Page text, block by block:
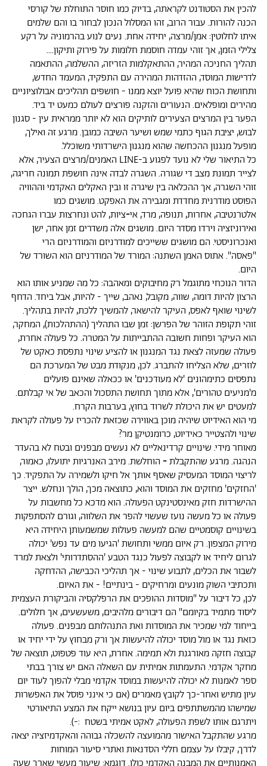
להכין את הסטודנט לקראתה, בדיוק כמו חוסר התוחלת של קורסי
הכנה להורות. עבור הרוב, זהו המסלול הנכון לבחור בו והם שלמים
איתו לחלוטין: אמן/מרצה, יחידה אחת. נעים לנוע בהרמוניה על רקע
צלילי הזמן, אך זוהי עמדה חוסמת חלומות על פירוק ותיקון....
תהליך החניכה המהיר, ההתאקלמות הזריזה, ההשלמה, ההתאמה
לדרישות המוסד, ההזדהות המהירה עם התפקיד, המעמד החדש,
ותחושת הכוח שהיא פועל יוצא ממנו - חושפים תהליכים אבולוציוניים
מהירים ומופלאים. הנעורים והזקנה פורצים לעולם כמעט יד ביד.
הפער בין המרצים הצעירים לותיקים הוא לא יותר ממראית עין - סגנון
לבוש, יציבת הגוף כתמי שמש ושיער השיבה כמובן. מרגע זה ואילך,
מופעל מנגנון ההכחשה שהוא מנגנון הישרדותי משוכלל.
כל התיאור שלי לא נועד לפגוע ב-LINE האמנים/מרצים הצעיר, אלא
לצייר תמונת מצב די שגורה. השגרה לבדה אינה חושפת תמונה חריגה,
זוהי השגרה, אך ההכלאה בין שיגרה זו ובין האקלים האקדמי וההוויה
הפוסט מודרנית מחדדת ומגבירה את האפקט. מושגים כמו
אלטרנטיבה, אחרות, תנופה, מרד, אי-ציות, להט ונחרצות עברו הגחכה
ואירוניזציה וירדו מסדר היום. מושגים אלה משדרים זמן אחר, ישן
ואנכרוניסטי. הם מושגים ששייכים למודרניזם והמודרניזם הרי
"פאסה". אתוס האמן השתנה: המורד של המודרניזם הוא השורד של
היום.
הדור הנוכחי מתוגמל רק מחיבוקים ומאהבה: כל מה שמניע אותו הוא
הרצון להיות דומה, שווה, מקובל, נאהב, שייך - להיות, אבל ביחד. הדחף
לשינוי שואף לאפס, העיקר להישאר, להמשיך ללכת, להיות בתהליך.
זוהי תקופת הזוהר של הפרשן: זמן שבו התהליך (ההתהלכות), המחקר,
הוא העיקר ופחות חשובה ההתבייתות על המטרה. כל פעולה אחרת,
פעולה שמעזה לצאת נגד המנגנון או להציע שינוי נתפסת כאקט של
לוזרים, שלא הצליחו להתברג. לכן, מנקודת מבט של המערכת הם
נתפסים כתימהונים 'לא מעודכנים' או ככאלה שאינם פועלים
מ'מניעים טהורים', אלא מתוך תחושת התסכול והכאב של אי קבלתם.
למעטים יש את היכולת לשרוד בחוץ, בערבות הקרח.
מי הוא האידיוט שיהיה מוכן באווירה שכזאת להכריז על פעולה לקראת
שינוי ולהצטייר כאידיוט, כרומנטיקן מר?
מאוחר מידי. שינויים קרדינאליים לא נעשים מבפנים ובטח לא בהעדר
הנהגה. מרגע שהתקבלת- הוחלשת. מירב האנרגיות יתועלו, כאמור,
לריצוי המוסד המעסיק שאסף אותך אל חיקו ולשמירה על התפקיד. כך
'החזקים' מחזקים את המוסד והוא, כתוצאה מכך, הולך ונחלש. ייצר
ההישרדות חזקמאינסטינקט הפעולה. הוא מדכא כל מחשבות על
פעולה או כל מעשה נועז שעשוי להפר את השלווה, וגורם להסתפקות
בשינויים קוסמטיים שהם למעשה פעולות שמשמעותן היחידה היא
מירוק המצפון. רקאיום ממשי ותחושת 'הגיעו מים עד נפש' יכולה
לגרום ליחיד או לקבוצה לפעול כנגד הטבע 'ההסתדרותי' ולצאת למרד
לשבור את הכלים, לתבוע שינוי - אך תהליכי הכבישה, ההדחקה
ותכתיבי השוק מונעים ומרחיקים - בינתיים! - את האיום.
לכן, כל דיבור על "מוסדות ההופכים את הרפלקסיה והביקורת העצמית
ליסוד מתמיד בקיומם" הם דיבורים מלהיבים, משעשעים, אך חלולים.
בייחוד למי שמכיר את המוסדות ואת התנהלותם מבפנים. פעולה
כזאת נגד או מול מוסד יכולה להיעשות אך ורק מבחוץ על ידי יחיד או
קבוצה חזקה מאורגנת ולא תמימה. אחרת, היא עוד פטפוט, תוצאה של
מחקר אקדמי. התעמתות אמיתית עם השאלה האם יש צורך בבתי
ספר לאמנות לא יכולה להיעשות במוסד אקדמי מבלי להפוך לעוד יום
עיון מתיש ואחר-כך לקובץמאמרים (אם כי אינני פוסל את האפשרות
שמישהו מהמשתתפים ביום עיון בנושא ייקח את המצע התיאורטי
ויתרגם אותו לשפת הפעולה, לאקט אמיתי בשטח :-).
מרגע שהתקבל האישור מהמועצה להשכלה גבוהה והאקדמיזציה יצאה
לדרך, קיבלו על עצמם חללי הסדנאות ואתרי סיעור המוחות